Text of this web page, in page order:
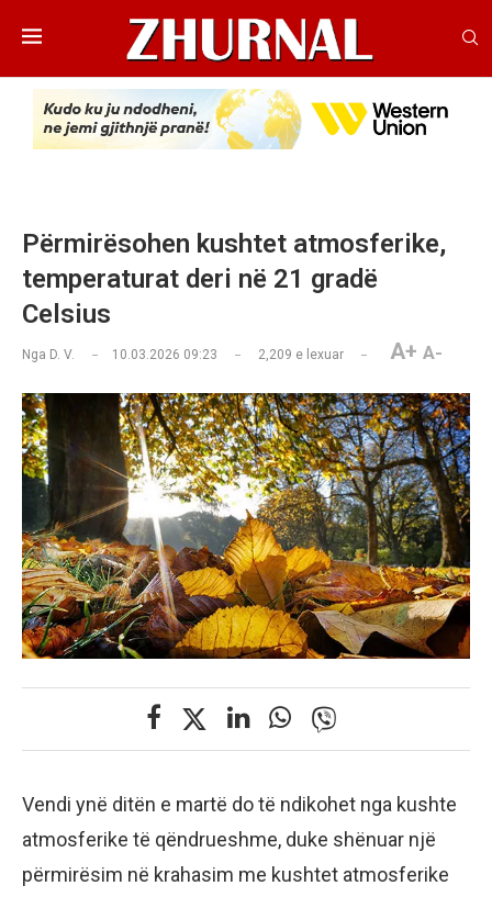
Përmirësohen kushtet atmosferike,
temperaturat deri në 21 gradë
Celsius
Nga D. V. 10.03.2026 09:23 2,209 e lexuar A+ A-
Vendi ynë ditën e martë do të ndikohet nga kushte
atmosferike të qëndrueshme, duke shënuar një
përmirësim në krahasim me kushtet atmosferike